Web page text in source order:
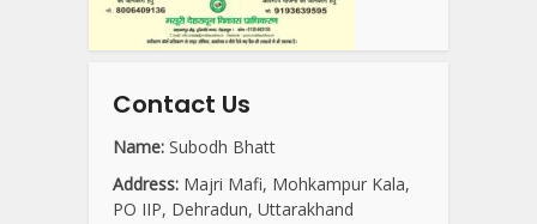
Contact Us
Name: Subodh Bhatt
Address: Majri Mafi, Mohkampur Kala,
PO IIP, Dehradun, Uttarakhand